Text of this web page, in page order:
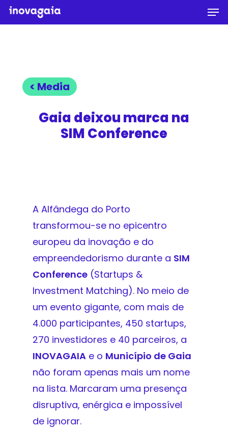
Skip
to
< Media
Gaia deixou marca na
SIM Conference
A Alfândega do Porto
transformou-se no epicentro
europeu da inovação e do
empreendedorismo durante a SIM
Conference (Startups &
Investment Matching). No meio de
um evento gigante, com mais de
4.000 participantes, 450 startups,
270 investidores e 40 parceiros, a
INOVAGAIA e o Município de Gaia
não foram apenas mais um nome
na lista. Marcaram uma presença
disruptiva, enérgica e impossível
de ignorar.